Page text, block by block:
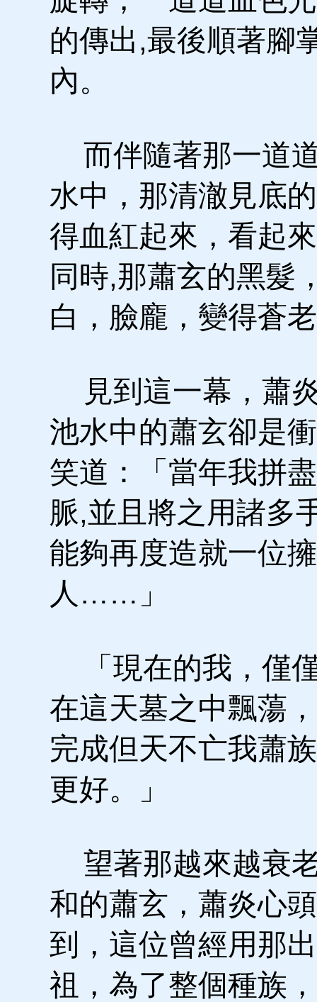
的傳出,最後順著腳
內。
而伴隨著那一道
水中，那清澈見底
得血紅起來，看起
同時,那蕭玄的黑髮
白，臉龐，變得蒼
見到這一幕，蕭
池水中的蕭玄卻是
笑道：「當年我拼
脈,並且將之用諸多
能夠再度造就一位
人……」
「現在的我，僅
在這天墓之中飄蕩
完成但天不亡我蕭
更好。」
望著那越來越衰
和的蕭玄，蕭炎心
到，這位曾經用那
祖，為了整個種族